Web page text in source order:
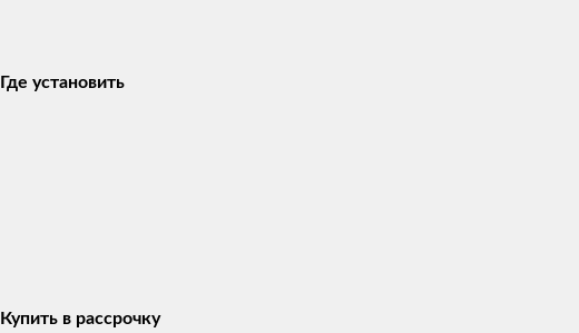
Где установить
Купить в рассрочку